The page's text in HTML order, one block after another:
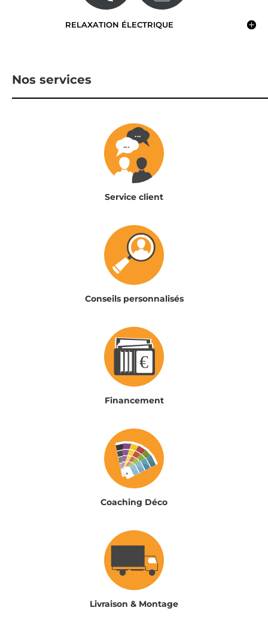
RELAXATION ÉLECTRIQUE
Nos services
Service client
Conseils personnalisés
Financement
Coaching Déco
Livraison & Montage